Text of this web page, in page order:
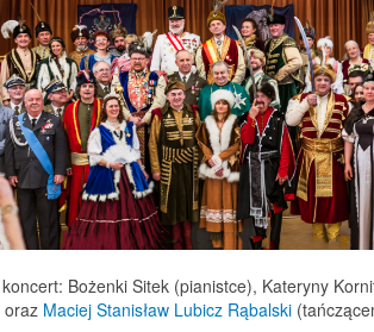
Bożenki Sitek (pianistce), Kateryny
oraz Maciej Stanisław Lubicz Rąbalski